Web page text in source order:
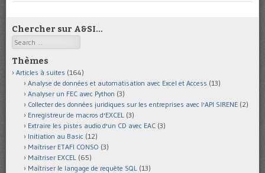
Chercher sur A&SI…
Search
Thèmes
Articles à suites (164)
Analyse de données et automatisation avec Excel et Access (13)
Analyser un FEC avec Python (3)
Collecter des données juridiques sur les entreprises avec l'API SIRENE (2)
Enregistreur de macros d'EXCEL (3)
Extraire les pistes audio d'un CD avec EAC (3)
Initiation au Basic (12)
Maîtriser ETAFI CONSO (3)
Maîtriser EXCEL (65)
Maîtriser le langage de requête SQL (13)